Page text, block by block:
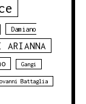
Damiano
ARIANNA
Gangi
Battaglia